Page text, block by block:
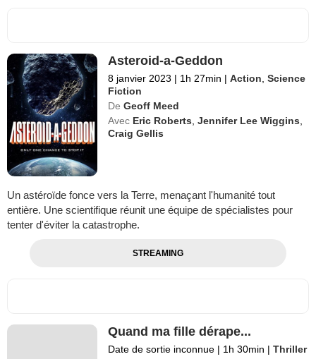
Asteroid-a-Geddon
8 janvier 2023 | 1h 27min | Action ,Science
Fiction
De Geoff Meed
Avec Eric Roberts ,Jennifer Lee Wiggins
Craig Gellis
Un astéroïde fonce vers la Terre, menaçant l'humanité tout
entière. Une scientifique réunit une équipe de spécialistes pour
tenter d'éviter la catastrophe.
STREAMING
Quand ma fille dérape...
Date de sortie inconnue | 1h 30min | Thriller